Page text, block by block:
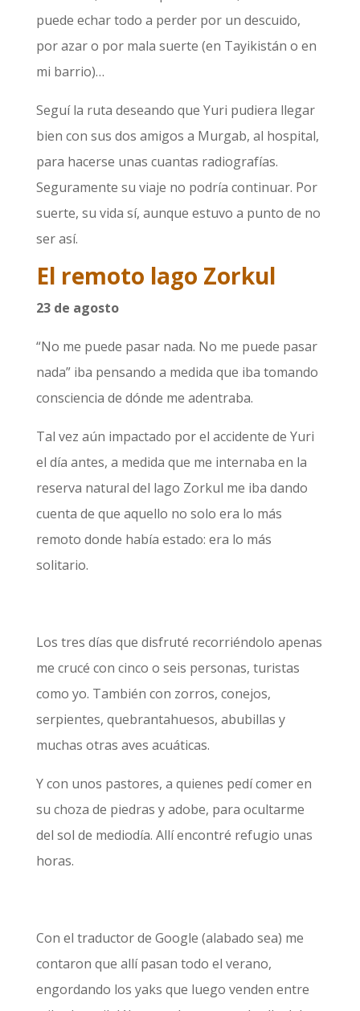
puede echar todo a perder por un descuido,
por azar o por mala suerte (en Tayikistán o en
mi barrio)…
Seguí la ruta deseando que Yuri pudiera llegar
bien con sus dos amigos a Murgab, al hospital,
para hacerse unas cuantas radiografías.
Seguramente su viaje no podría continuar. Por
suerte, su vida sí, aunque estuvo a punto de no
ser así.
El remoto lago Zorkul
23 de agosto
“No me puede pasar nada. No me puede pasar
nada” iba pensando a medida que iba tomando
consciencia de dónde me adentraba.
Tal vez aún impactado por el accidente de Yuri
el día antes, a medida que me internaba en la
reserva natural del lago Zorkul me iba dando
cuenta de que aquello no solo era lo más
remoto donde había estado: era lo más
solitario.
Los tres días que disfruté recorriéndolo apenas
me crucé con cinco o seis personas, turistas
como yo. También con zorros, conejos,
serpientes, quebrantahuesos, abubillas y
muchas otras aves acuáticas.
Y con unos pastores, a quienes pedí comer en
su choza de piedras y adobe, para ocultarme
del sol de mediodía. Allí encontré refugio unas
horas.
Con el traductor de Google (alabado sea) me
contaron que allí pasan todo el verano,
engordando los yaks que luego venden entre